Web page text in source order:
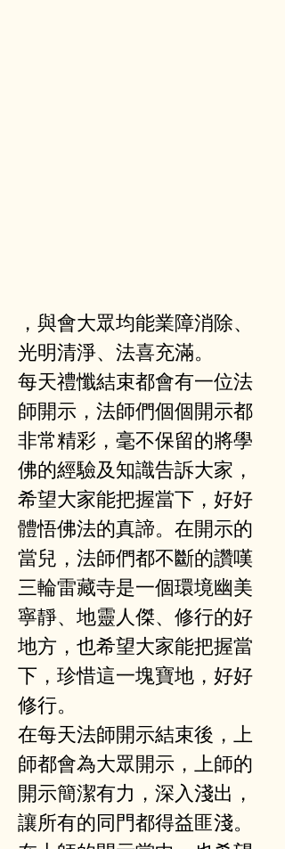
，與會大眾均能業障消除、
光明清淨、法喜充滿。
每天禮懺結束都會有一位法
師開示，法師們個個開示都
非常精彩，毫不保留的將學
佛的經驗及知識告訴大家，
希望大家能把握當下，好好
體悟佛法的真諦。在開示的
當兒，法師們都不斷的讚嘆
三輪雷藏寺是一個環境幽美
寧靜、地靈人傑、修行的好
地方，也希望大家能把握當
下，珍惜這一塊寶地，好好
修行。
在每天法師開示結束後，上
師都會為大眾開示，上師的
開示簡潔有力，深入淺出，
讓所有的同門都得益匪淺。